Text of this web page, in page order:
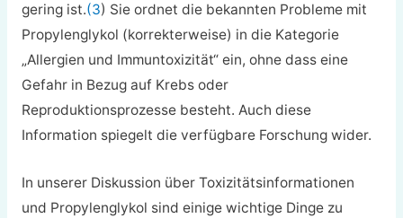
gering ist.(3) Sie ordnet die bekannten Probleme mit
Propylenglykol (korrekterweise) in die Kategorie
„Allergien und Immuntoxizität“ ein, ohne dass eine
Gefahr in Bezug auf Krebs oder
Reproduktionsprozesse besteht. Auch diese
Information spiegelt die verfügbare Forschung wider.
In unserer Diskussion über Toxizitätsinformationen
und Propylenglykol sind einige wichtige Dinge zu